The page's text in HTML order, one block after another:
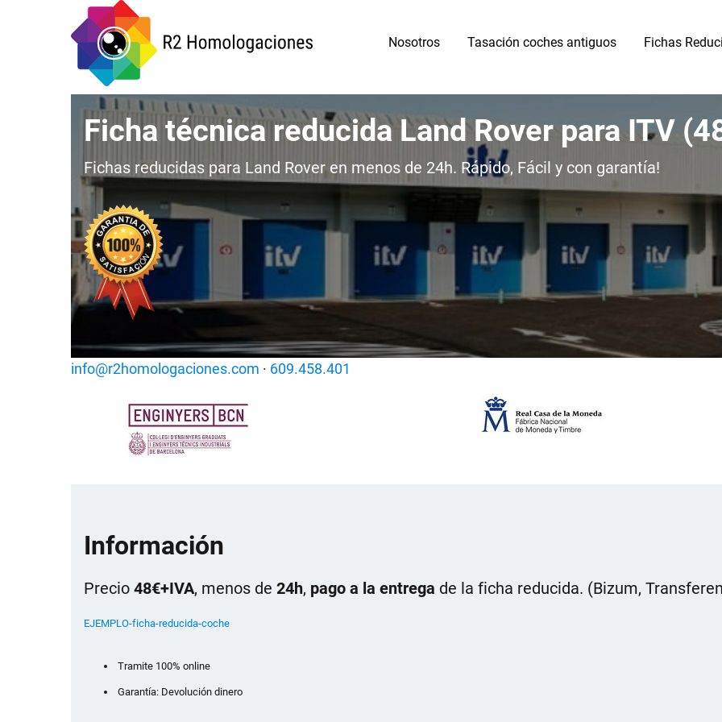
Nosotros Tasación coches antiguos Fichas
Ficha técnica reducida Land Rover para ITV
Fichas reducidas para Land Rover en menos de 24h. Rápido, Fácil y con garantía!
info@r2homologaciones.com · 609.458.401
Información
Precio 48€+IVA, menos de 24h, pago a la entrega de la ficha reducida. (Bizum,
EJEMPLO-ficha-reducida-coche
Tramite 100% online
Garantía: Devolución dinero